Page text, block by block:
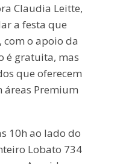
Claudia Leitte,
a festa que
com o apoio da
é gratuita, mas
que oferecem
áreas Premium
10h ao lado do
Lobato 734